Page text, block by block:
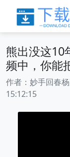
熊出没这10
频中，你能
作者：妙手回
15:12:15